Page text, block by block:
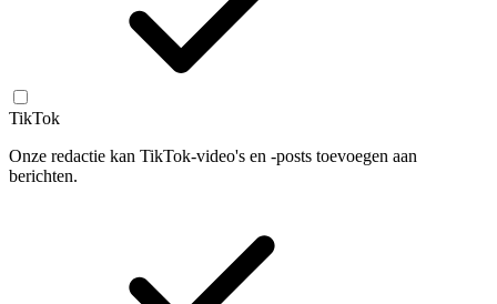
TikTok
Onze redactie kan TikTok-video's en -posts toevoegen aan
berichten.